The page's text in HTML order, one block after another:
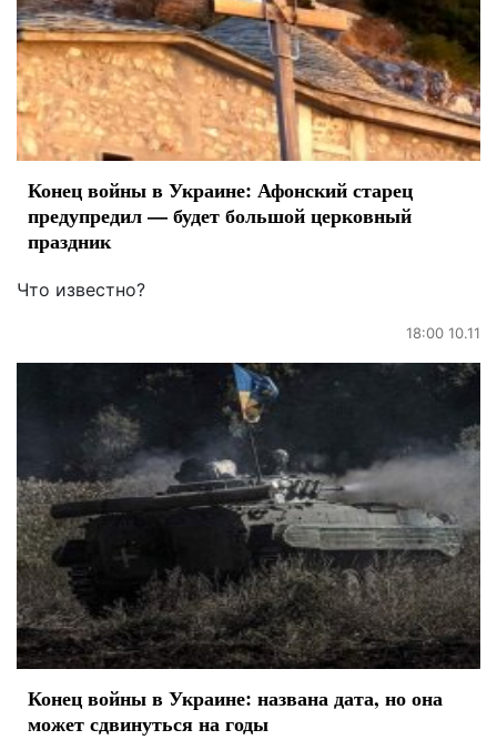
Конец войны в Украине: Афонский старец
предупредил — будет большой церковный
праздник
Что известно?
18:00 10.11
Конец войны в Украине: названа дата, но она
может сдвинуться на годы